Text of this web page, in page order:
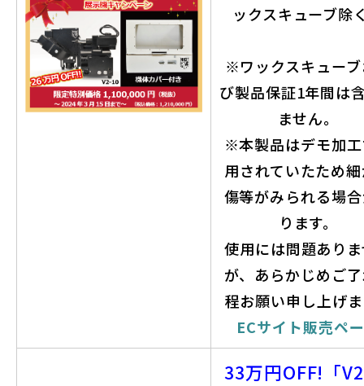
ックスキューブ除
※ワックスキュー
び製品保証1年間は
ません。
※本製品はデモ加
用されていたため
傷等がみられる場
ります。
使用には問題あり
が、あらかじめご
程お願い申し上げ
ECサイト販売ペ
33万円OFF!「